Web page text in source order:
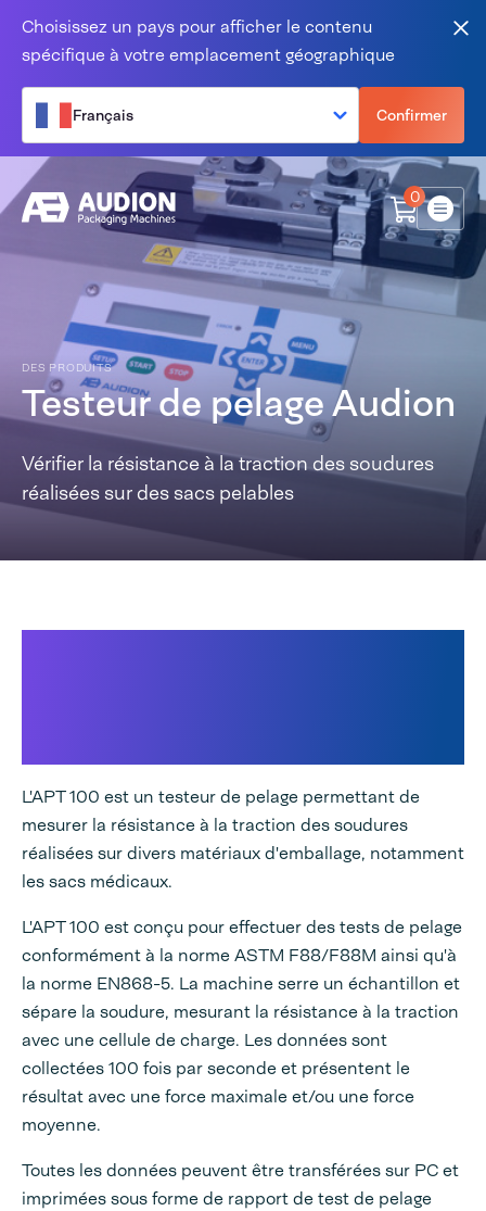
Choisissez un pays pour afficher le contenu
spécifique à votre emplacement géographique
Français Confirmer
0
Menu
DES PRODUITS
Testeur de pelage Audion
Vérifier la résistance à la traction des soudures
réalisées sur des sacs pelables
L'APT 100 est un testeur de pelage permettant de
mesurer la résistance à la traction des soudures
réalisées sur divers matériaux d'emballage, notamment
les sacs médicaux.
L'APT 100 est conçu pour effectuer des tests de pelage
conformément à la norme ASTM F88/F88M ainsi qu'à
la norme EN868-5. La machine serre un échantillon et
sépare la soudure, mesurant la résistance à la traction
avec une cellule de charge. Les données sont
collectées 100 fois par seconde et présentent le
résultat avec une force maximale et/ou une force
moyenne.
Toutes les données peuvent être transférées sur PC et
imprimées sous forme de rapport de test de pelage